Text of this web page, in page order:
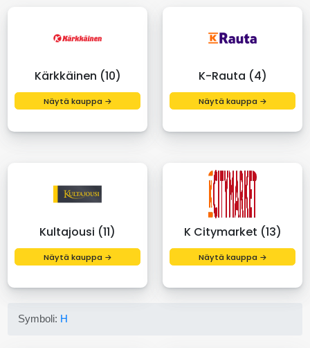
Kärkkäinen (10)
Näytä kauppa →
K-Rauta (4)
Näytä kauppa →
Kultajousi (11)
Näytä kauppa →
K Citymarket (13)
Näytä kauppa →
Symboli: H